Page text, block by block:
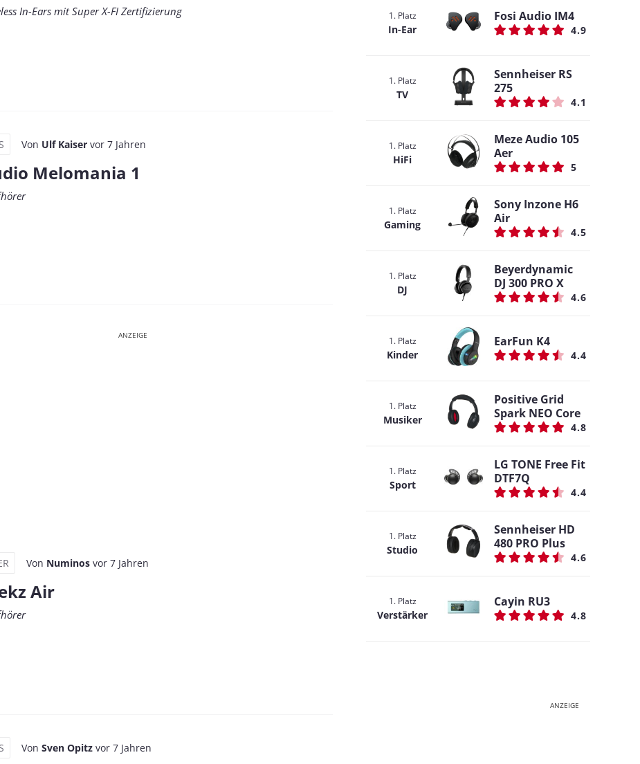
In-Ears mit Super X-FI Zertifizierung
Von Ulf Kaiser vor 7 Jahren
Melomania 1
ANZEIGE
Von Numinos vor 7 Jahren
Air
Von Sven Opitz vor 7 Jahren
1. Platz
In-Ear
Fosi Audio IM4
4.9
1. Platz
TV
Sennheiser RS
275
4.1
1. Platz
HiFi
Meze Audio 105
Aer
5
1. Platz
Gaming
Sony Inzone H6
Air
4.5
1. Platz
DJ
Beyerdynamic
DJ 300 PRO X
4.6
1. Platz
Kinder
EarFun K4
4.4
1. Platz
Musiker
Positive Grid
Spark NEO Core
4.8
1. Platz
Sport
LG TONE Free Fit
DTF7Q
4.4
1. Platz
Studio
Sennheiser HD
480 PRO Plus
4.6
1. Platz
Verstärker
Cayin RU3
4.8
ANZEIGE